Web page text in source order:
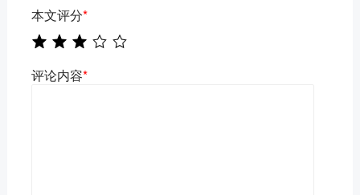
本文评分*
评论内容*